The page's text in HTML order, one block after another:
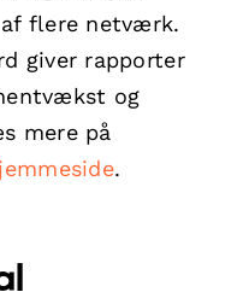
flere netværk.
giver rapporter
og
mere på
.